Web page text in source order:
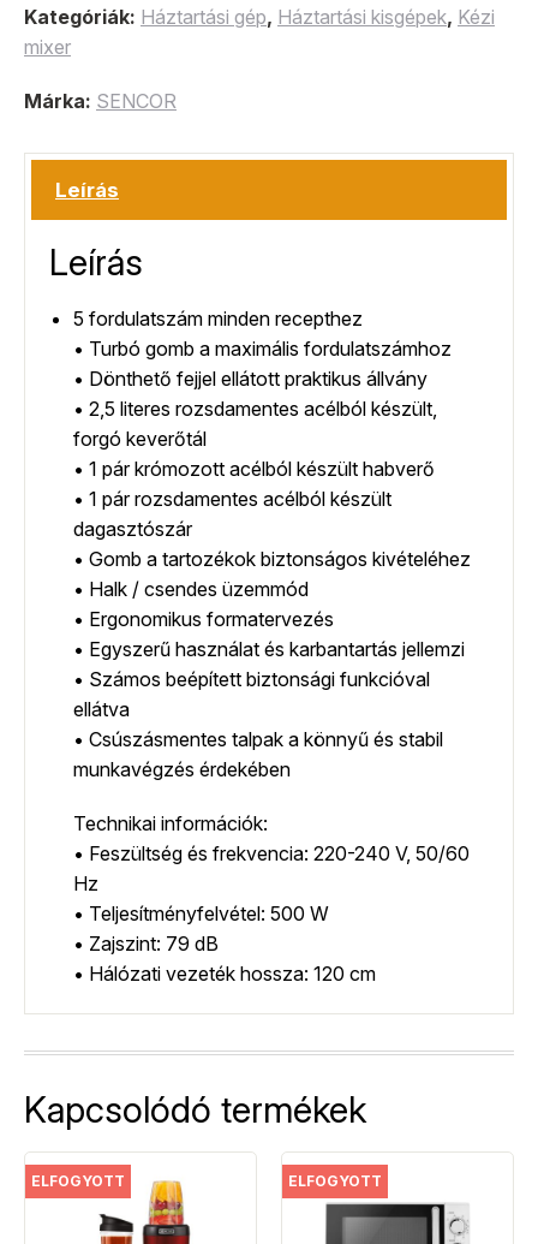
Kategóriák: Háztartási gép, Háztartási kisgépek, Kézi
mixer
Márka: SENCOR
Leírás
Leírás
5 fordulatszám minden recepthez
• Turbó gomb a maximális fordulatszámhoz
• Dönthető fejjel ellátott praktikus állvány
• 2,5 literes rozsdamentes acélból készült,
forgó keverőtál
• 1 pár krómozott acélból készült habverő
• 1 pár rozsdamentes acélból készült
dagasztószár
• Gomb a tartozékok biztonságos kivételéhez
• Halk / csendes üzemmód
• Ergonomikus formatervezés
• Egyszerű használat és karbantartás jellemzi
• Számos beépített biztonsági funkcióval
ellátva
• Csúszásmentes talpak a könnyű és stabil
munkavégzés érdekében
Technikai információk:
• Feszültség és frekvencia: 220-240 V, 50/60
Hz
• Teljesítményfelvétel: 500 W
• Zajszint: 79 dB
• Hálózati vezeték hossza: 120 cm
Kapcsolódó termékek
ELFOGYOTT ELFOGYOTT